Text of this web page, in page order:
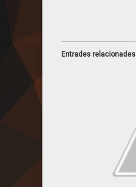
Entrades relacionades